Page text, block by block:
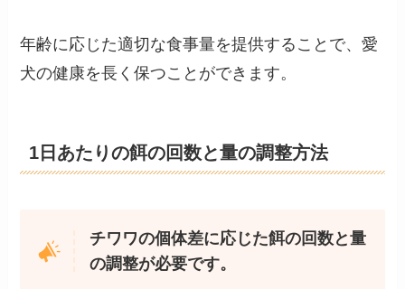
年齢に応じた適切な食事量を提供することで、愛
犬の健康を長く保つことができます。
1日あたりの餌の回数と量の調整方法
チワワの個体差に応じた餌の回数と量
の調整が必要です。